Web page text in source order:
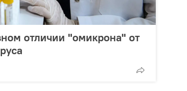
отличии "омикрона" от